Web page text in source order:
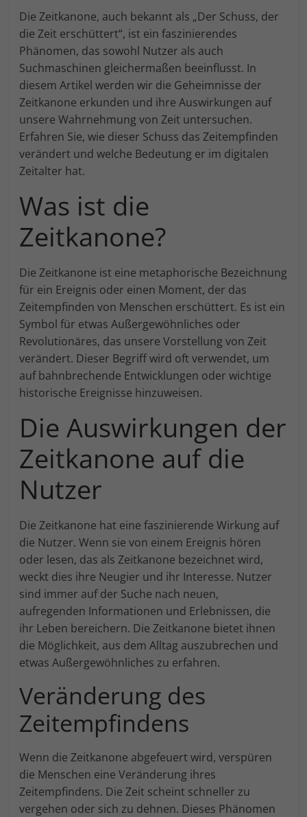
Die Zeitkanone, auch bekannt als „Der Schuss, der
die Zeit erschüttert“, ist ein faszinierendes
Phänomen, das sowohl Nutzer als auch
Suchmaschinen gleichermaßen beeinflusst. In
diesem Artikel werden wir die Geheimnisse der
Zeitkanone erkunden und ihre Auswirkungen auf
unsere Wahrnehmung von Zeit untersuchen.
Erfahren Sie, wie dieser Schuss das Zeitempfinden
verändert und welche Bedeutung er im digitalen
Zeitalter hat.
Was ist die
Zeitkanone?
Die Zeitkanone ist eine metaphorische Bezeichnung
für ein Ereignis oder einen Moment, der das
Zeitempfinden von Menschen erschüttert. Es ist ein
Symbol für etwas Außergewöhnliches oder
Revolutionäres, das unsere Vorstellung von Zeit
verändert. Dieser Begriff wird oft verwendet, um
auf bahnbrechende Entwicklungen oder wichtige
historische Ereignisse hinzuweisen.
Die Auswirkungen der
Zeitkanone auf die
Nutzer
Die Zeitkanone hat eine faszinierende Wirkung auf
die Nutzer. Wenn sie von einem Ereignis hören
oder lesen, das als Zeitkanone bezeichnet wird,
weckt dies ihre Neugier und ihr Interesse. Nutzer
sind immer auf der Suche nach neuen,
aufregenden Informationen und Erlebnissen, die
ihr Leben bereichern. Die Zeitkanone bietet ihnen
die Möglichkeit, aus dem Alltag auszubrechen und
etwas Außergewöhnliches zu erfahren.
Veränderung des
Zeitempfindens
Wenn die Zeitkanone abgefeuert wird, verspüren
die Menschen eine Veränderung ihres
Zeitempfindens. Die Zeit scheint schneller zu
vergehen oder sich zu dehnen. Dieses Phänomen
oder sich weitere Informationen anzeigen
lassen und so nur bestimmte Cookies
auswählen.
Alle akzeptieren Speichern
Essenziell (1)
Essenzielle Cookies ermöglichen grundlegende Funktionen
und sind für die einwandfreie Funktion der Website
erforderlich.
Marketing (1)
Marketing-Cookies werden von Drittanbietern oder
anzuzeigen. Sie tun dies, indem sie Besucher über
Websites hinweg verfolgen.
Cookie-Informationen anzeigen
Externe Medien (7) An
Inhalte von Videoplattformen und Social-Media-Plattformen
werden standardmäßig blockiert. Wenn Cookies von
externen Medien akzeptiert werden, bedarf der Zugriff auf
diese Inhalte keiner manuellen Einwilligung mehr.
Cookie-Informationen anzeigen
powered by Borlabs Cookie